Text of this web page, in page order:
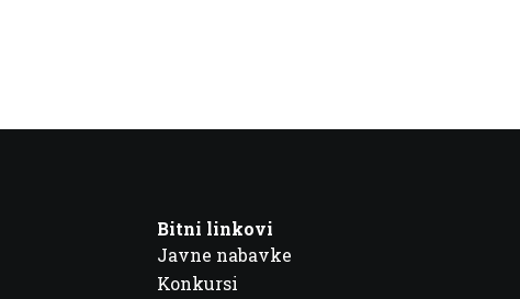
Bitni linkovi
Javne nabavke
Konkursi